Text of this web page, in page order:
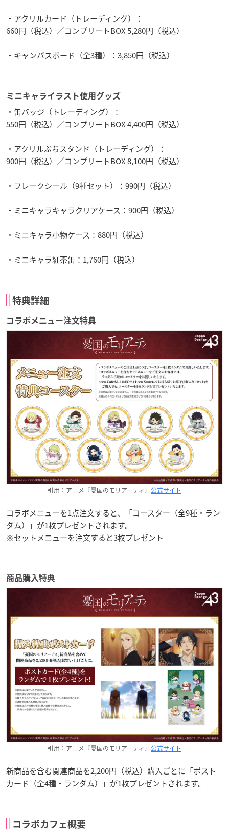
・アクリルカード（トレーディング）：
660円（税込）／コンプリートBOX 5,280円（税込）
・キャンバスボード（全3種）：3,850円（税込）
ミニキャライラスト使用グッズ
・缶バッジ（トレーディング）：
550円（税込）／コンプリートBOX 4,400円（税込）
・アクリルぷちスタンド（トレーディング）：
900円（税込）／コンプリートBOX 8,100円（税込）
・フレークシール（9種セット）：990円（税込）
・ミニキャラキャラクリアケース：900円（税込）
・ミニキャラ小物ケース：880円（税込）
・ミニキャラ紅茶缶：1,760円（税込）
特典詳細
コラボメニュー注文特典
引用：アニメ『憂国のモリアーティ』 公式サイト
コラボメニューを1点注文すると、「コースター（全9種・ラン
ダム）」が1枚プレゼントされます。
※セットメニューを注文すると3枚プレゼント
商品購入特典
引用：アニメ『憂国のモリアーティ』 公式サイト
新商品を含む関連商品を2,200円（税込）購入ごとに「ポスト
カード（全4種・ランダム）」が1枚プレゼントされます。
コラボカフェ概要